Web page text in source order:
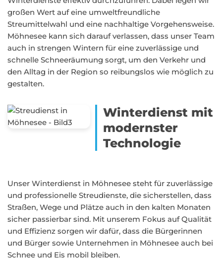
großen Wert auf eine umweltfreundliche
Streumittelwahl und eine nachhaltige Vorgehensweise.
Möhnesee kann sich darauf verlassen, dass unser Team
auch in strengen Wintern für eine zuverlässige und
schnelle Schneeräumung sorgt, um den Verkehr und
den Alltag in der Region so reibungslos wie möglich zu
gestalten.
Winterdienst mit
modernster
Technologie
Unser Winterdienst in Möhnesee steht für zuverlässige
und professionelle Streudienste, die sicherstellen, dass
Straßen, Wege und Plätze auch in den kalten Monaten
sicher passierbar sind. Mit unserem Fokus auf Qualität
und Effizienz sorgen wir dafür, dass die Bürgerinnen
und Bürger sowie Unternehmen in Möhnesee auch bei
Schnee und Eis mobil bleiben.